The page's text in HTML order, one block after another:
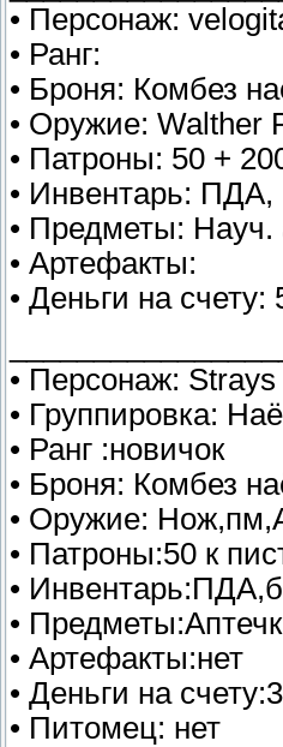
• Персонаж:
• Ранг:
• Броня: Комбез
• Оружие: Walther
• Патроны: 50 +
• Инвентарь:
• Предметы: Науч.
• Артефакты:
• Деньги на счету:
• Персонаж: Strays
• Группировка:
• Ранг :новичок
• Броня: Комбез
• Оружие:
• Патроны:50 к
•
•
• Артефакты:нет
• Деньги на
• Питомец: нет